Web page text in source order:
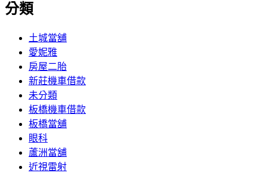
分類
土城當舖
愛妮雅
房屋二胎
新莊機車借款
未分類
板橋機車借款
板橋當舖
眼科
蘆洲當舖
近視雷射